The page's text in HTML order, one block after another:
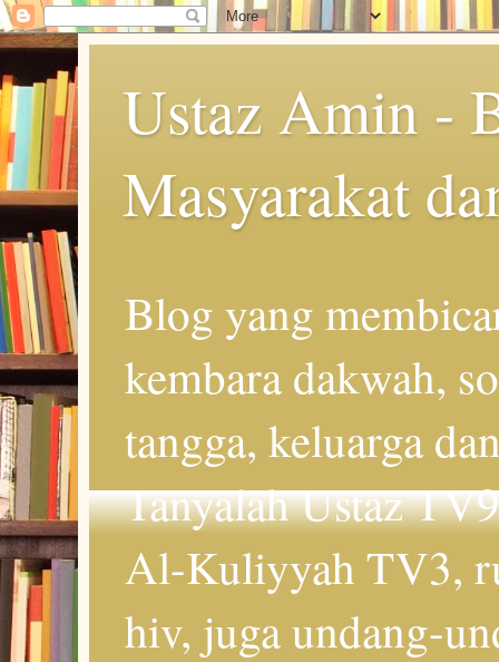
Ustaz Amin -
Masyarakat
Blog yang
kembara dakwah,
tangga, keluarga
Tanyalah Ustaz
Al-Kuliyyah TV3,
hiv, juga undang-